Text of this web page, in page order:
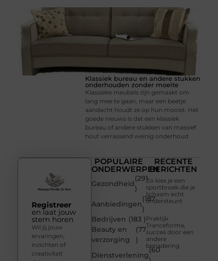
Klassiek bureau en andere stukken
onderhouden zonder moeite
Klassieke meubels zijn gemaakt om
lang mee te gaan, maar een beetje
aandacht houdt ze op hun mooist. Het
goede nieuws is dat een klassiek
bureau of andere stukken van massief
hout verrassend weinig onderhoud
POPULAIRE
ONDERWERPEN
Gezondheid
(291
)
Aanbiedingen
(187
)
Bedrijven (183 )
Beauty en
verzorging
(77
)
Dienstverlening
(60
RECENTE
BERICHTEN
Zo kies je een
sportbroek die je
lichaam echt
ondersteunt
Praktijk
Tranceforma,
succes door een
andere
benadering
Registreer
en laat jouw
stem horen
Wil jij jouw
ervaringen,
inzichten of
creativiteit